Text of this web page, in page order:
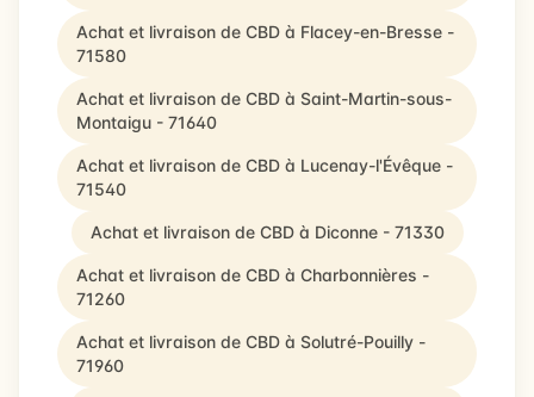
Achat et livraison de CBD à Flacey-en-Bresse -
71580
Achat et livraison de CBD à Saint-Martin-sous-
Montaigu - 71640
Achat et livraison de CBD à Lucenay-l'Évêque -
71540
Achat et livraison de CBD à Diconne - 71330
Achat et livraison de CBD à Charbonnières -
71260
Achat et livraison de CBD à Solutré-Pouilly -
71960